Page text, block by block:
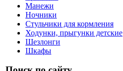
Манежи
Ночники
Стульчики для кормления
Ходунки, прыгунки детские
Шезлонги
Шкафы